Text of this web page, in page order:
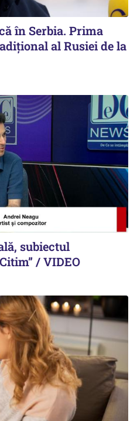
în Serbia. Prima
al Rusiei de la
subiectul
/ VIDEO